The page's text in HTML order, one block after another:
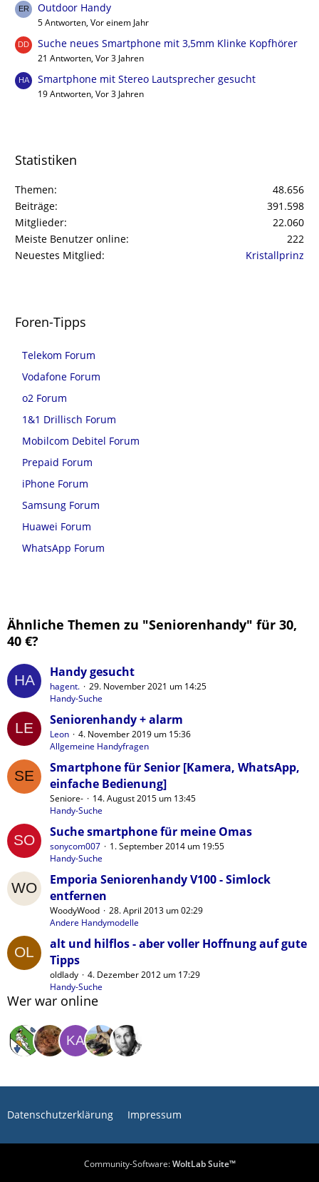
Outdoor Handy
5 Antworten, Vor einem Jahr
Suche neues Smartphone mit 3,5mm Klinke Kopfhörer
21 Antworten, Vor 3 Jahren
Smartphone mit Stereo Lautsprecher gesucht
19 Antworten, Vor 3 Jahren
Statistiken
Themen
48.656
Beiträge
391.598
Mitglieder
22.060
Meiste Benutzer online
222
Neuestes Mitglied
Kristallprinz
Foren-Tipps
Telekom Forum
Vodafone Forum
o2 Forum
1&1 Drillisch Forum
Mobilcom Debitel Forum
Prepaid Forum
iPhone Forum
Samsung Forum
Huawei Forum
WhatsApp Forum
Ähnliche Themen zu "Seniorenhandy" für 30,
40 €?
Handy gesucht
hagent.
29. November 2021 um 14:25
Handy-Suche
Seniorenhandy + alarm
Leon
4. November 2019 um 15:36
Allgemeine Handyfragen
Smartphone für Senior [Kamera, WhatsApp,
einfache Bedienung]
Seniore-
14. August 2015 um 13:45
Handy-Suche
Suche smartphone für meine Omas
sonycom007
1. September 2014 um 19:55
Handy-Suche
Emporia Seniorenhandy V100 - Simlock
entfernen
WoodyWood
28. April 2013 um 02:29
Andere Handymodelle
alt und hilflos - aber voller Hoffnung auf gute
Tipps
oldlady
4. Dezember 2012 um 17:29
Handy-Suche
Wer war online
Datenschutzerklärung Impressum
Community-Software:WoltLab Suite™